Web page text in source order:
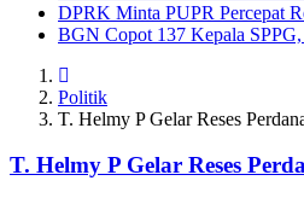
DPRK Minta PUPR Percepat
BGN Copot 137 Kepala
Politik
T. Helmy P Gelar Reses
T. Helmy P Gelar Reses